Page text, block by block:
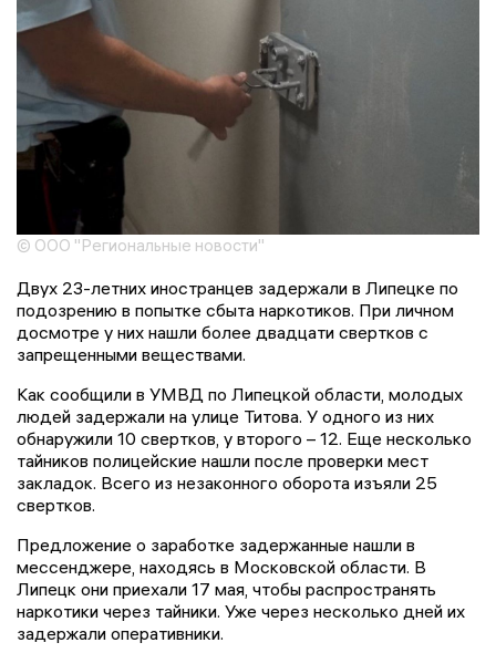
© ООО "Региональные новости"
Двух 23-летних иностранцев задержали в Липецке по
подозрению в попытке сбыта наркотиков. При личном
досмотре у них нашли более двадцати свертков с
запрещенными веществами.
Как сообщили в УМВД по Липецкой области, молодых
людей задержали на улице Титова. У одного из них
обнаружили 10 свертков, у второго – 12. Еще несколько
тайников полицейские нашли после проверки мест
закладок. Всего из незаконного оборота изъяли 25
свертков.
Предложение о заработке задержанные нашли в
мессенджере, находясь в Московской области. В
Липецк они приехали 17 мая, чтобы распространять
наркотики через тайники. Уже через несколько дней их
задержали оперативники.